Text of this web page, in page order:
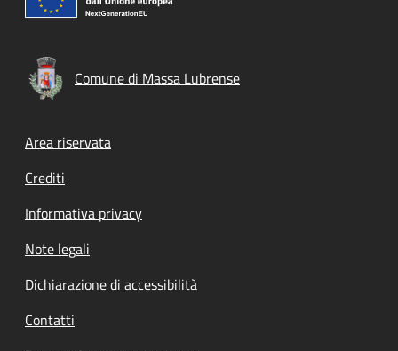
Comune di Massa Lubrense
Footer menu
Area riservata
Crediti
Informativa privacy
Note legali
Dichiarazione di accessibilità
Contatti